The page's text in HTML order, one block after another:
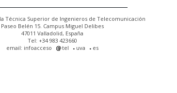
Técnica Superior de Ingenieros de Telecomunicación
Paseo Belén 15. Campus Miguel Delibes
47011 Valladolid, España
Tel: +34 983 423660
email: infoacceso
tel uva es